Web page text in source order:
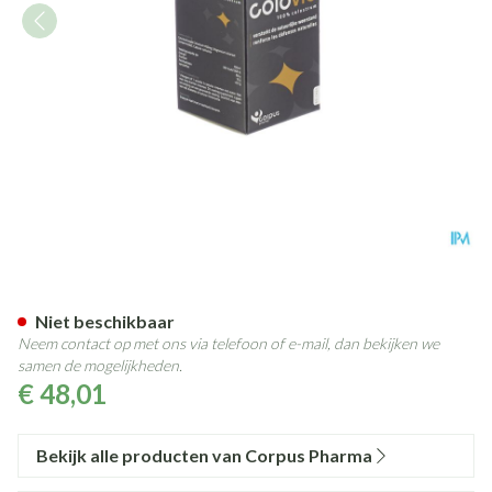
€ 48,01
Niet beschikbaar
Neem contact op met ons via telefoon of e-mail, dan bekijken we
samen de mogelijkheden.
Bekijk alle producten van Corpus Pharma